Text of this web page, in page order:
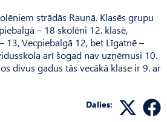
strādās Raunā. Klasēs grupu
– 18 skolēni 12. klasē,
13, Vecpiebalgā 12, bet Līgatnē –
arī šogad nav uzņēmusi 10.
divus gadus tās vecākā klase ir 9. ar
Dalies: